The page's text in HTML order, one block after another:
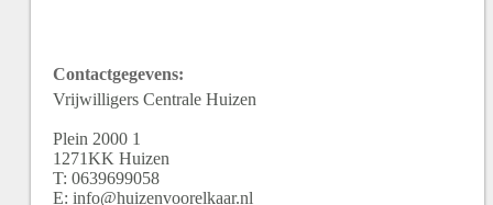
Contactgegevens:
Vrijwilligers Centrale Huizen
Plein 2000 1
1271KK Huizen
T: 0639699058
E: info@huizenvoorelkaar.nl